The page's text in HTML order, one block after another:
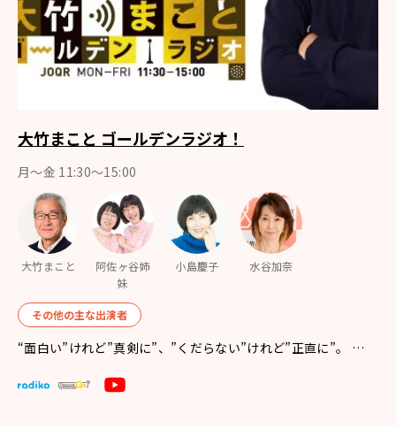
大竹まこと ゴールデンラジオ！
月〜金 11:30～15:00
大竹まこと
阿佐ヶ谷姉
妹
小島慶子 水谷加奈
その他の主な出演者
“面白い”けれど”真剣に”、”くだらない”けれど”正直に”。 …